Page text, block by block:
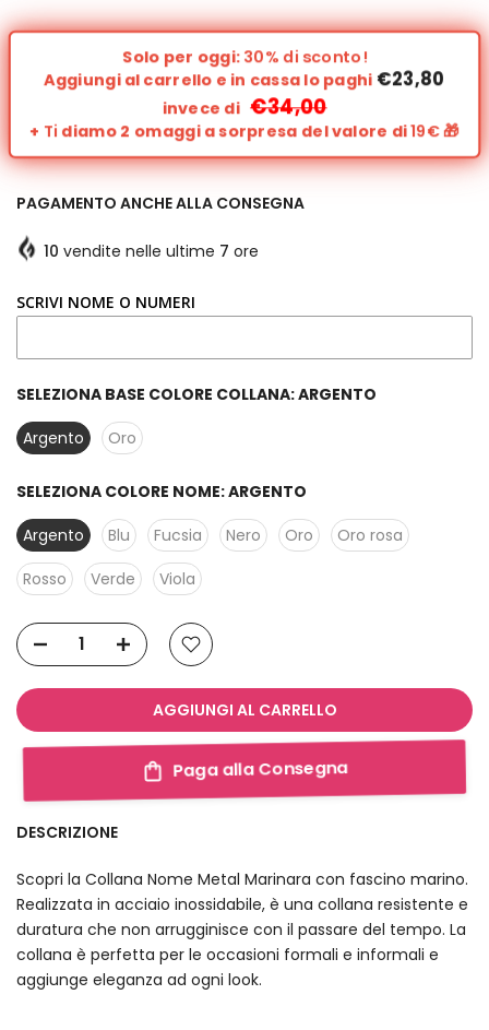
Solo per oggi:30% di sconto!
Aggiungi al carrello e in cassa lo paghi €23,80
invece di €34,00
+ Tidiamo 2 omaggi a sorpresa del valore di19€🎁
PAGAMENTO ANCHE ALLA CONSEGNA
10 vendite nelle ultime 7 ore
SCRIVI NOME O NUMERI
SELEZIONA BASE COLORE COLLANA:ARGENTO
Argento
Oro
SELEZIONA COLORE NOME:ARGENTO
Argento
Blu Fucsia Nero Oro
Oro rosa
Rosso
Verde Viola
AGGIUNGI AL CARRELLO
Paga alla Consegna
DESCRIZIONE
Scopri la Collana Nome Metal Marinara con fascino marino.
Realizzata in acciaio inossidabile, è una collana resistente e
duratura che non arrugginisce con il passare del tempo. La
collana è perfetta per le occasioni formali e informali e
aggiunge eleganza ad ogni look.